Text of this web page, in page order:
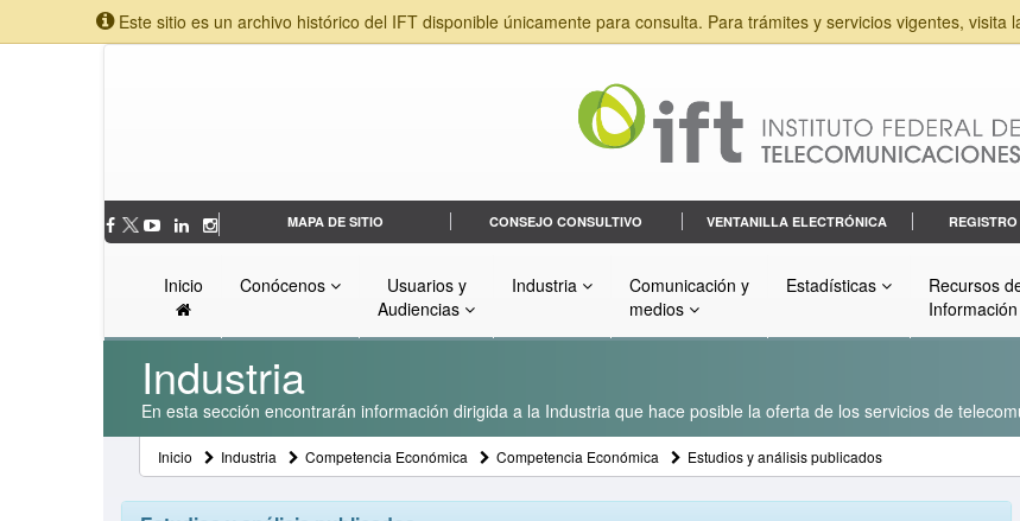
Este sitio es un archivo histórico del IFT disponible únicamente para consulta. Para trámites y servicios vigentes, visita
MAPA DE SITIO CONSEJO CONSULTIVO VENTANILLA ELECTRÓNICA
Inicio Conócenos
Usuarios y
Audiencias
Industria
Comunicación y
medios
Estadísticas
Recursos
Información
Industria
En esta sección encontrarán información dirigida a la Industria que hace posible la oferta de los servicios de
Inicio Industria Competencia Económica Competencia Económica Estudios y análisis publicados